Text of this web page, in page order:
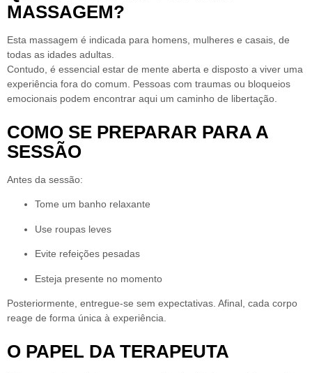
MASSAGEM?
Esta massagem é indicada para homens, mulheres e casais , de
todas as idades adultas.
Contudo, é essencial estar de mente aberta e disposto a viver uma
experiência fora do comum . Pessoas com traumas ou bloqueios
emocionais podem encontrar aqui um caminho de libertação.
COMO SE PREPARAR PARA A
SESSÃO
Antes da sessão:
Tome um banho relaxante
Use roupas leves
Evite refeições pesadas
Esteja presente no momento
Posteriormente, entregue-se sem expectativas. Afinal, cada corpo
reage de forma única à experiência.
O PAPEL DA TERAPEUTA